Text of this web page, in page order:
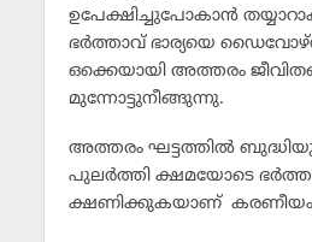
ഉപേക്ഷിച്ചുപോകാന്‍
ഭര്‍ത്താവ് ഭാര്യയെ
ഒക്കെയായി അത്തരം
മുന്നോട്ടുനീങ്ങുന്നു.
അത്തരം ഘട്ടത്തില്‍
പുലര്‍ത്തി ക്ഷമയോടെ
ക്ഷണിക്കുകയാണ്